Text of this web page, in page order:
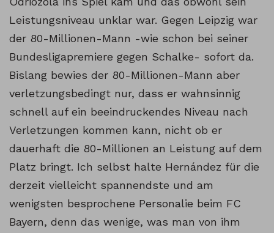
Leistungsniveau unklar war. Gegen Leipzig war
der 80-Millionen-Mann -wie schon bei seiner
Bundesligapremiere gegen Schalke- sofort da.
Bislang bewies der 80-Millionen-Mann aber
verletzungsbedingt nur, dass er wahnsinnig
schnell auf ein beeindruckendes Niveau nach
Verletzungen kommen kann, nicht ob er
dauerhaft die 80-Millionen an Leistung auf dem
Platz bringt. Ich selbst halte Hernández für die
derzeit vielleicht spannendste und am
wenigsten besprochene Personalie beim FC
Bayern, denn das wenige, was man von ihm